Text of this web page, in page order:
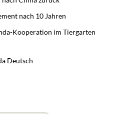
nach 10 Jahren
Kooperation im Tiergarten
Deutsch